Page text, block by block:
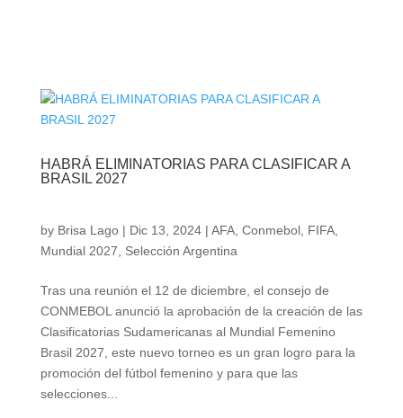
HABRÁ ELIMINATORIAS PARA CLASIFICAR A
BRASIL 2027
by Brisa Lago| Dic 13, 2024| AFA, Conmebol, FIFA,
Mundial 2027
Selección Argentina
Tras una reunión el 12 de diciembre, el consejo de
CONMEBOL anunció la aprobación de la creación de las
Clasificatorias Sudamericanas al Mundial Femenino
Brasil 2027, este nuevo torneo es un gran logro para la
promoción del fútbol femenino y para que las
selecciones...